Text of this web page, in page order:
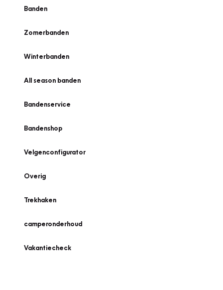
Banden
Zomerbanden
Winterbanden
All season banden
Bandenservice
Bandenshop
Velgenconfigurator
Overig
Trekhaken
camperonderhoud
Vakantiecheck